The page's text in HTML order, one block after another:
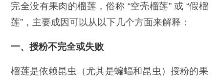
完全没有果肉的榴莲，俗称 “空壳榴莲” 或 “假榴
莲”，主要成因可以从以下几个方面来解释：
一、授粉不完全或失败
榴莲是依赖昆虫（尤其是蝙蝠和昆虫）授粉的果